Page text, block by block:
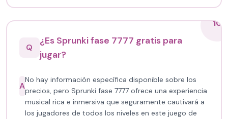
10
Q
¿Es Sprunki fase 7777 gratis para
jugar?
A
No hay información específica disponible sobre los
precios, pero Sprunki fase 7777 ofrece una experiencia
musical rica e inmersiva que seguramente cautivará a
los jugadores de todos los niveles en este juego de